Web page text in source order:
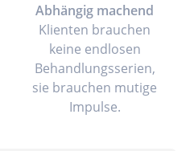
Abhängig machend
Klienten brauchen
keine endlosen
Behandlungsserien,
sie brauchen mutige
Impulse.